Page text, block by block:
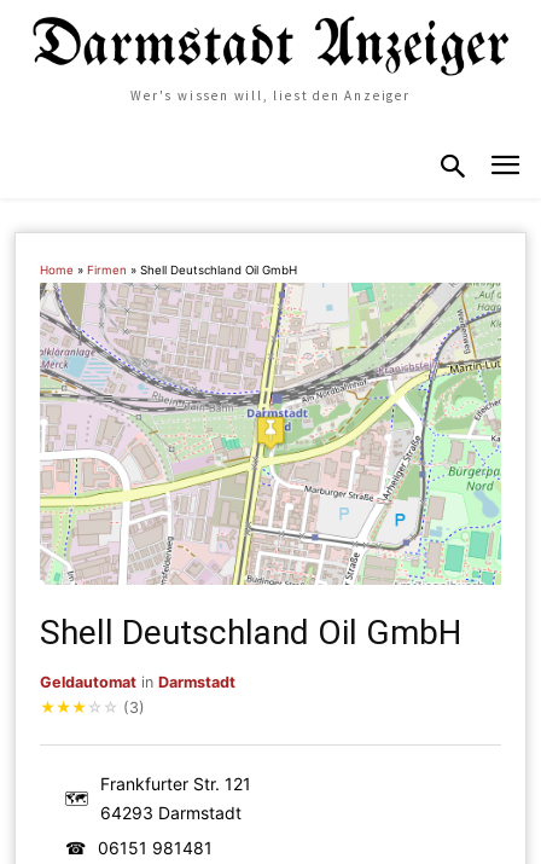
Wer's wissen will, liest den Anzeiger
Home »Firmen »Shell Deutschland Oil GmbH
Shell Deutschland Oil GmbH
Geldautomat inDarmstadt
★★★ ☆ ☆ (3)
🗺
Frankfurter Str. 121
64293 Darmstadt
☎
06151 981481